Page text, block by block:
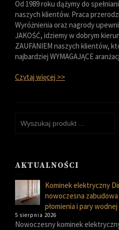
Od 1989 roku dążymy do
naszych klientów. Praca
Wyróżnienia oraz nagrody
JAKOŚĆ, idziemy w dobrym
ZAUFANIEM naszych klientów,
najbardziej WYMAGAJĄCE
Czytaj więcej >>
AKTUALNOŚCI
Kominek elektryczny
nowoczesna
płomienia i pary wodnej
5 sierpnia 2026
Nowoczesny kominek